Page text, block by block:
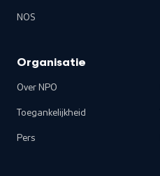
NOS
Organisatie
Over NPO
Toegankelijkheid
Pers